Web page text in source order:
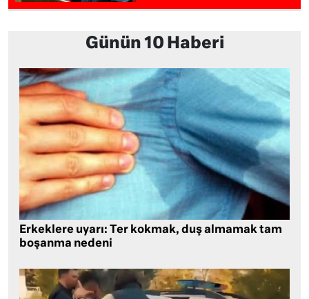
Günün 10 Haberi
Erkeklere uyarı: Ter kokmak, duş almamak tam
boşanma nedeni